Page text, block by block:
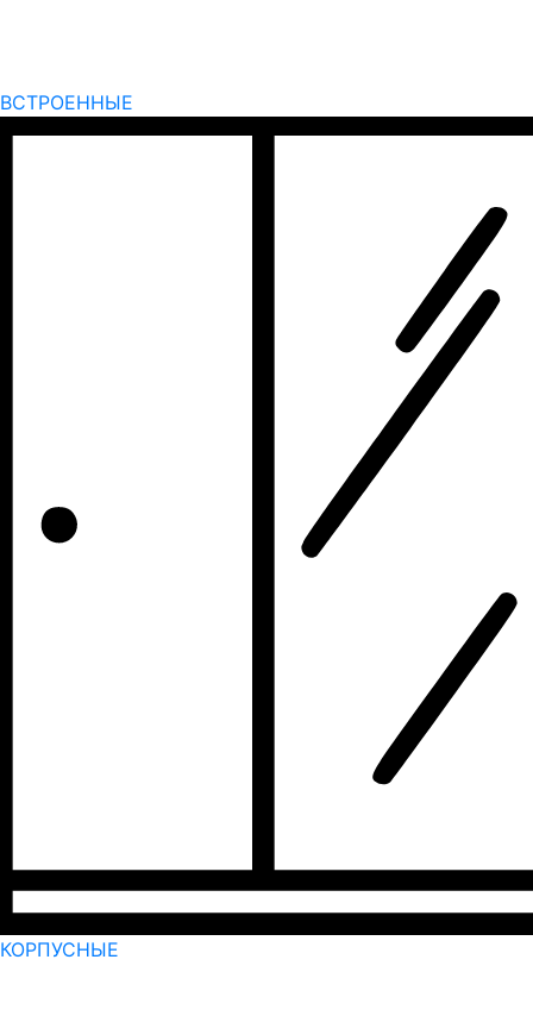
ВСТРОЕННЫЕ
КОРПУСНЫЕ